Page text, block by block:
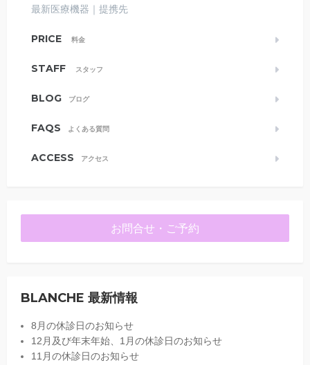
最新医療機器｜提携先
PRICE 料金
STAFF スタッフ
BLOG ブログ
FAQS よくある質問
ACCESS アクセス
お問合せ・ご予約
BLANCHE 最新情報
8月の休診日のお知らせ
12月及び年末年始、1月の休診日のお知らせ
11月の休診日のお知らせ